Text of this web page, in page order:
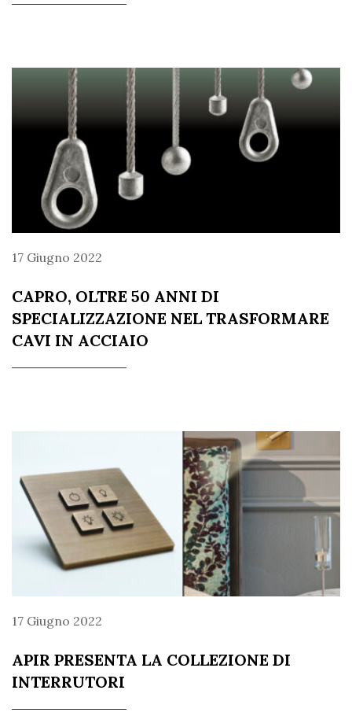
17 Giugno 2022
CAPRO, OLTRE 50 ANNI DI
SPECIALIZZAZIONE NEL TRASFORMARE
CAVI IN ACCIAIO
17 Giugno 2022
APIR PRESENTA LA COLLEZIONE DI
INTERRUTORI